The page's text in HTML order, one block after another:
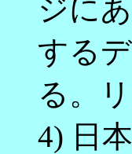
ジに
する
る。
4) 日